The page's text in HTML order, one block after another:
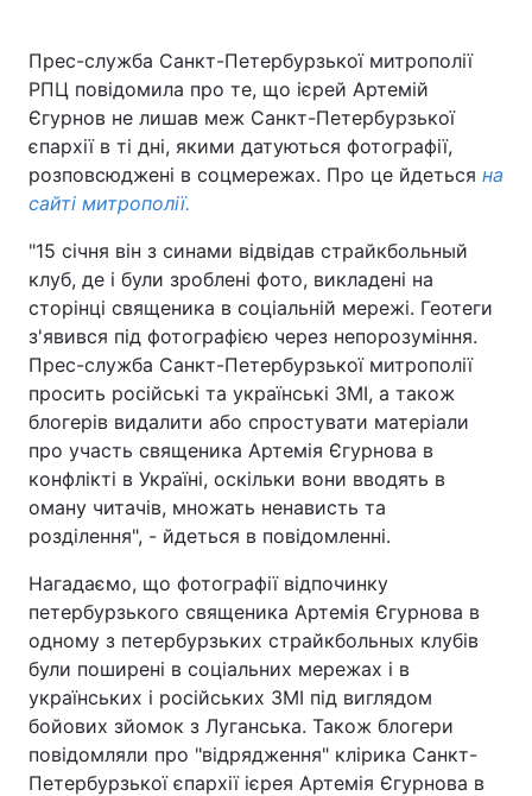
Прес-служба Санкт-Петербурзької митрополії
РПЦ повідомила про те, що ієрей Артемій
Єгурнов не лишав меж Санкт-Петербурзької
єпархії в ті дні, якими датуються фотографії,
розповсюджені в соцмережах. Про це йдеться на
сайті митрополії.
"15 січня він з синами відвідав страйкбольный
клуб, де і були зроблені фото, викладені на
сторінці священика в соціальній мережі. Геотеги
з'явився під фотографією через непорозуміння.
Прес-служба Санкт-Петербурзької митрополії
просить російські та українські ЗМІ, а також
блогерів видалити або спростувати матеріали
про участь священика Артемія Єгурнова в
конфлікті в Україні, оскільки вони вводять в
оману читачів, множать ненависть та
розділення", - йдеться в повідомленні.
Нагадаємо, що фотографії відпочинку
петербурзького священика Артемія Єгурнова в
одному з петербурзьких страйкбольных клубів
були поширені в соціальних мережах і в
українських і російських ЗМІ під виглядом
бойових зйомок з Луганська. Також блогери
повідомляли про "відрядження" клірика Санкт-
Петербурзької єпархії ієрея Артемія Єгурнова в